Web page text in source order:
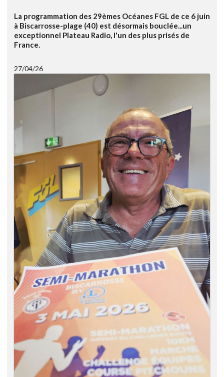
La programmation des 29èmes Océanes FGL de ce 6 juin
à Biscarrosse-plage (40) est désormais bouclée...un
exceptionnel Plateau Radio, l'un des plus prisés de
France.
27/04/26